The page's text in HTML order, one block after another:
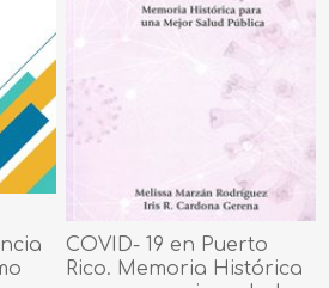
COVID- 19 en Puerto
Rico. Memoria Histórica